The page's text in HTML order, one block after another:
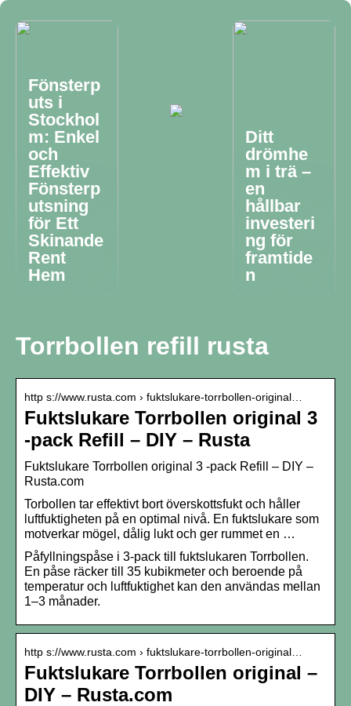
Fönsterp
uts i
Stockhol
m: Enkel
och
Effektiv
Fönsterp
utsning
för Ett
Skinande
Rent
Hem
Ditt
drömhe
m i trä –
en
hållbar
investeri
ng för
framtide
n
Torrbollen refill rusta
http s://www.rusta.com › fuktslukare-torrbollen-original…
Fuktslukare Torrbollen original 3
-pack Refill – DIY – Rusta
Fuktslukare Torrbollen original 3 -pack Refill – DIY –
Rusta.com
Torbollen tar effektivt bort överskottsfukt och håller
luftfuktigheten på en optimal nivå. En fuktslukare som
motverkar mögel, dålig lukt och ger rummet en …
Påfyllningspåse i 3-pack till fuktslukaren Torrbollen.
En påse räcker till 35 kubikmeter och beroende på
temperatur och luftfuktighet kan den användas mellan
1–3 månader.
http s://www.rusta.com › fuktslukare-torrbollen-original…
Fuktslukare Torrbollen original –
DIY – Rusta.com